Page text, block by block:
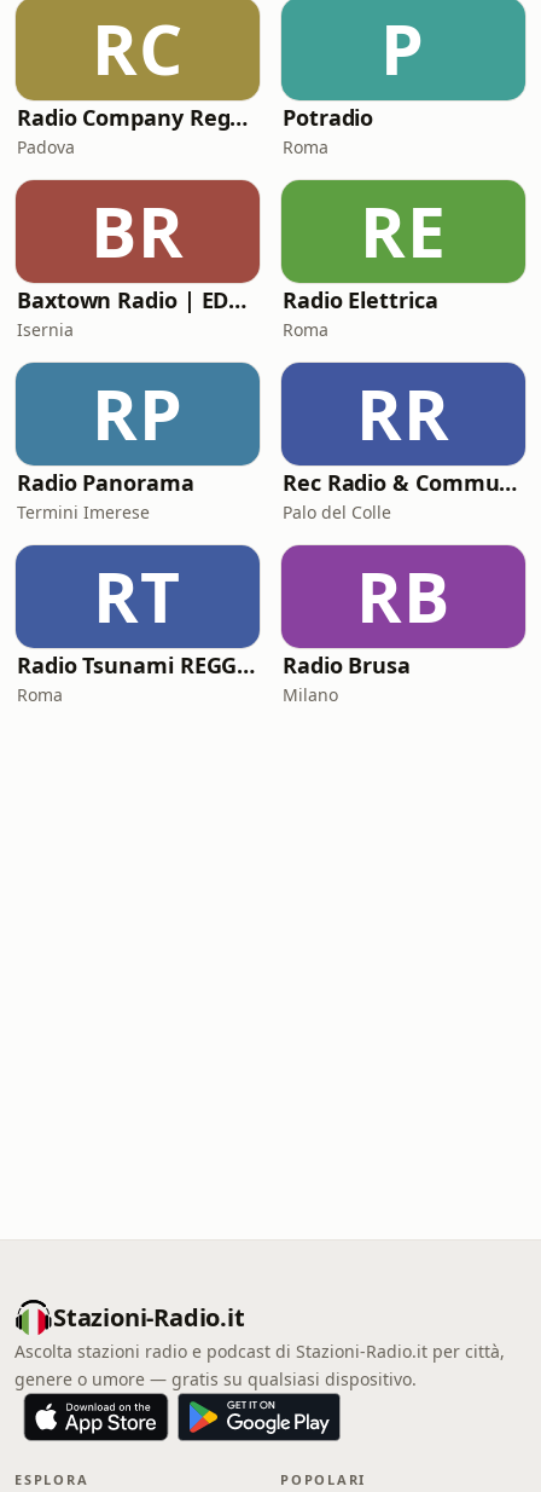
RC
Radio Company Reggaetown
Padova
P
Potradio
Roma
BR
Baxtown Radio | EDM - Big Room
Isernia
RE
Radio Elettrica
Roma
RP
Radio Panorama
Termini Imerese
RR
Rec Radio & Community
Palo del Colle
RT
Radio Tsunami REGGAE
Roma
RB
Radio Brusa
Milano
Stazioni-Radio.it
Ascolta stazioni radio e podcast di Stazioni-Radio.it per città,
genere o umore — gratis su qualsiasi dispositivo.
ESPLORA POPOLARI